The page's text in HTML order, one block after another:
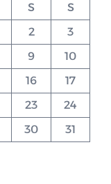
S
S
2
3
9
10
16
17
23
24
30
31